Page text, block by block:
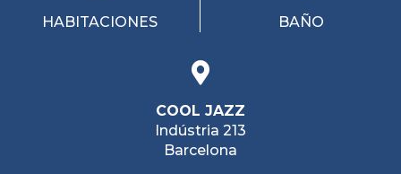
HABITACIONES BAÑO
COOL JAZZ
Indústria 213
Barcelona